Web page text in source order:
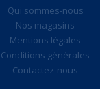
Qui sommes-nous
Nos magasins
Mentions légales
Conditions générales
Contactez-nous